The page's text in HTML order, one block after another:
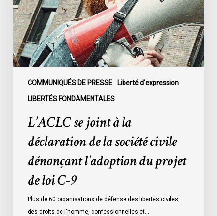
COMMUNIQUÉS DE PRESSE Liberté d'expression
LIBERTÉS FONDAMENTALES
déclaration
de
la
société
civile
l’adoption
L’ACLC se joint à la
déclaration de la société civile
dénonçant l’adoption du projet
de loi C-9
Plus de 60 organisations de défense des libertés civiles,
des droits de l'homme, confessionnelles et…